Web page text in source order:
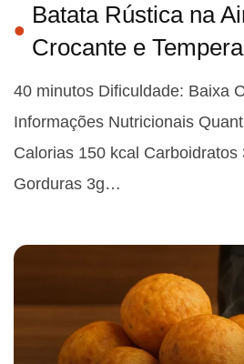
Batata Rústica na
Crocante e
40 minutos Dificuldade: Baixa
Informações Nutricionais
Calorias 150 kcal Carboidratos
Gorduras 3g…